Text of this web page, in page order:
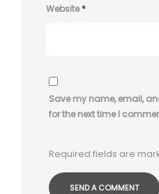
Website*
Save my name, email,
for the next time I
Required fields are